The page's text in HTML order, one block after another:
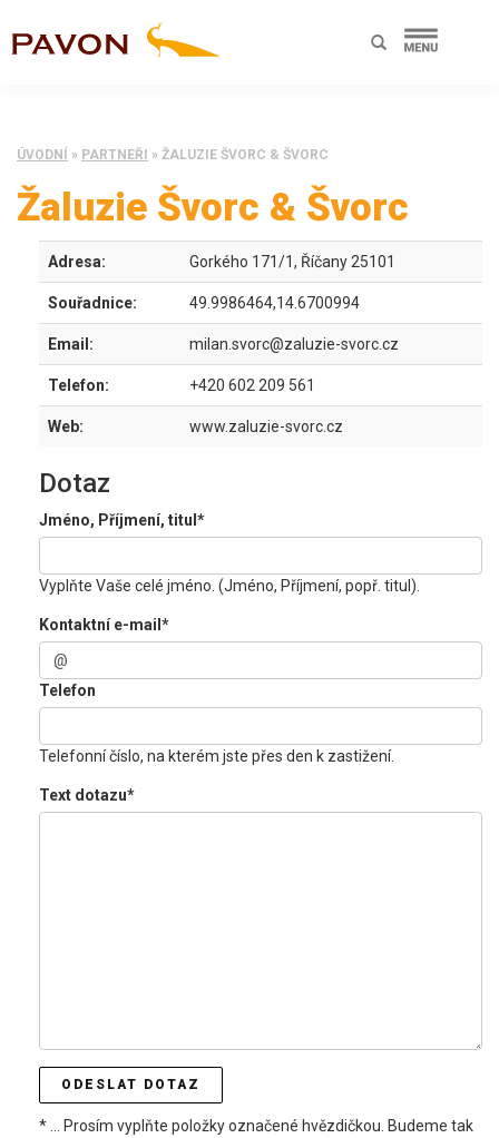
ÚVODNÍ » PARTNEŘI » ŽALUZIE ŠVORC & ŠVORC
Žaluzie Švorc & Švorc
Adresa: Gorkého 171/1, Říčany 25101
Souřadnice: 49.9986464,14.6700994
Email: milan.svorc@zaluzie-svorc.cz
Telefon: +420 602 209 561
Web: www.zaluzie-svorc.cz
Dotaz
Jméno, Příjmení, titul *
Vyplňte Vaše celé jméno. (Jméno, Příjmení, popř. titul).
Kontaktní e-mail *
Telefon
Telefonní číslo, na kterém jste přes den k zastižení.
Text dotazu*
ODESLAT DOTAZ
* ... Prosím vyplňte položky označené hvězdičkou. Budeme tak